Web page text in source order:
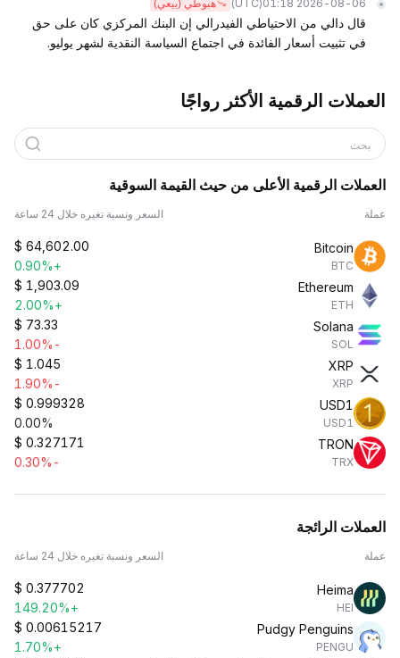
2026-08-06 01:18
(UTC) هبوطي (بيعي)
قال دالي من الاحتياطي الفيدرالي إن البنك المركزي كان على حق
في تثبيت أسعار الفائدة في اجتماع السياسة النقدية لشهر يوليو.
العملات الرقمية الأكثر رواجًا
بحث
العملات الرقمية الأعلى من حيث القيمة السوقية
عملة السعر ونسبة تغيره خلال 24 ساعة
Bitcoin
BTC
$ 64,602.00
+0.90%
Ethereum
ETH
$ 1,903.09
+2.00%
Solana
SOL
$ 73.33
-1.00%
XRP
XRP
$ 1.045
-1.90%
USD1
USD1
$ 0.999328
0.00%
TRON
TRX
$ 0.327171
-0.30%
العملات الرائجة
عملة السعر ونسبة تغيره خلال 24 ساعة
Heima
HEI
$ 0.377702
+149.20%
Pudgy Penguins
PENGU
$ 0.00615217
+1.70%